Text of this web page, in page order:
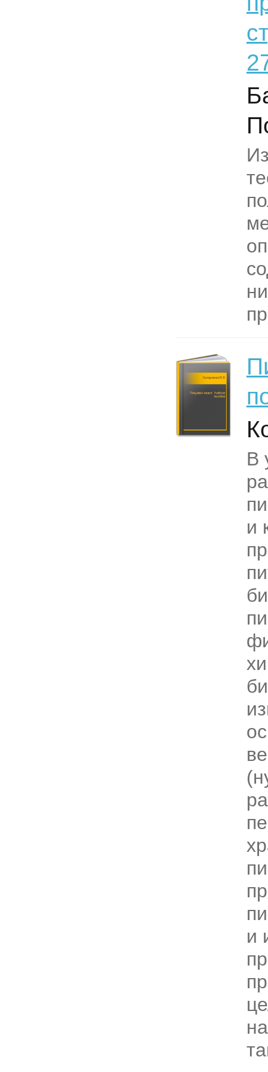
В
и
и